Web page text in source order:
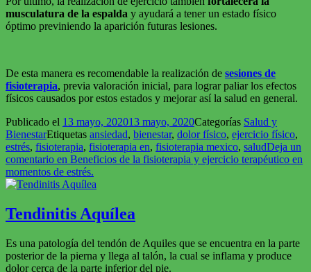
musculatura de la espalda y ayudará a tener un estado físico
óptimo previniendo la aparición futuras lesiones.
De esta manera es recomendable la realización de sesiones de
fisioterapia, previa valoración inicial, para lograr paliar los efectos
físicos causados por estos estados y mejorar así la salud en general.
Publicado el 13 mayo, 202013 mayo, 2020Categorías Salud y
BienestarEtiquetas ansiedad, bienestar, dolor físico, ejercicio físico,
estrés, fisioterapia, fisioterapia en, fisioterapia mexico, saludDeja un
comentario en Beneficios de la fisioterapia y ejercicio terapéutico en
momentos de estrés.
Tendinitis Aquílea
Es una patología del tendón de Aquiles que se encuentra en la parte
posterior de la pierna y llega al talón, la cual se inflama y produce
dolor cerca de la parte inferior del pie.